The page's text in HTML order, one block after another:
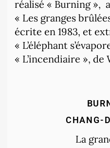
réalisé « Burning »,
« Les granges
écrite en 1983, et
« L’éléphant
« L’incendiaire », de
CHANG-
La